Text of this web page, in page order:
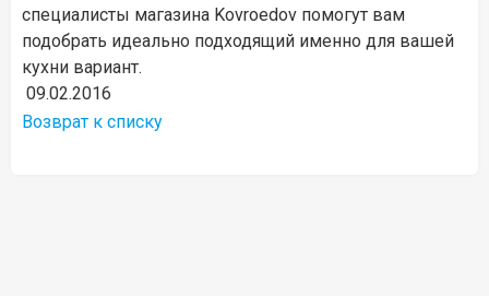
специалисты магазина Kovroedov помогут вам
подобрать идеально подходящий именно для вашей
кухни вариант.
09.02.2016
Возврат к списку